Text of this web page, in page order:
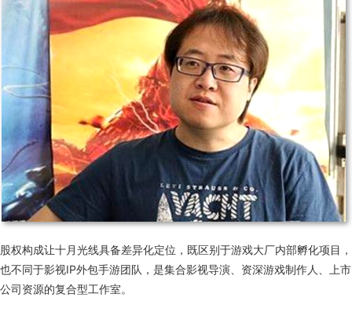
股权构成让十月光线具备差异化定位，既区别于游戏大厂内部孵化项目，
也不同于影视IP外包手游团队，是集合影视导演、资深游戏制作人、上市
公司资源的复合型工作室。